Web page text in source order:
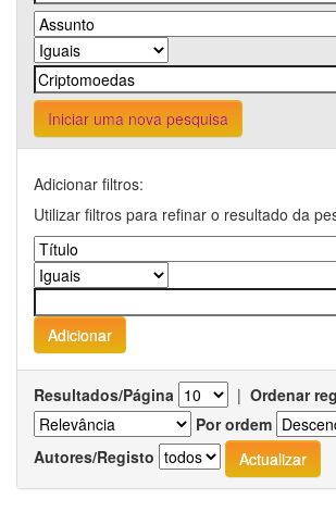
Iniciar uma nova pesquisa
Adicionar filtros:
Utilizar filtros para refinar o resultado da
Resultados/Página | Ordenar
Por ordem
Autores/Registo